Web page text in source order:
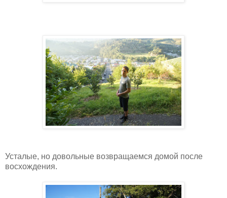
Усталые, но довольные возвращаемся домой после
восхождения.